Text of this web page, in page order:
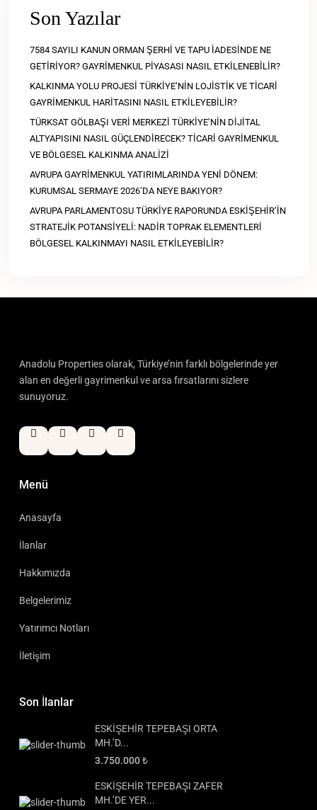
Son Yazılar
7584 SAYILI KANUN ORMAN ŞERHİ VE TAPU İADESİNDE NE
GETİRİYOR? GAYRİMENKUL PİYASASI NASIL ETKİLENEBİLİR?
KALKINMA YOLU PROJESİ TÜRKİYE’NİN LOJİSTİK VE TİCARİ
GAYRİMENKUL HARİTASINI NASIL ETKİLEYEBİLİR?
TÜRKSAT GÖLBAŞI VERİ MERKEZİ TÜRKİYE’NİN DİJİTAL
ALTYAPISINI NASIL GÜÇLENDİRECEK? TİCARİ GAYRİMENKUL
VE BÖLGESEL KALKINMA ANALİZİ
AVRUPA GAYRİMENKUL YATIRIMLARINDA YENİ DÖNEM:
KURUMSAL SERMAYE 2026’DA NEYE BAKIYOR?
AVRUPA PARLAMENTOSU TÜRKİYE RAPORUNDA ESKİŞEHİR’İN
STRATEJİK POTANSİYELİ: NADİR TOPRAK ELEMENTLERİ
BÖLGESEL KALKINMAYI NASIL ETKİLEYEBİLİR?
Anadolu Properties olarak, Türkiye’nin farklı bölgelerinde yer
alan en değerli gayrimenkul ve arsa fırsatlarını sizlere
sunuyoruz.
Menü
Anasayfa
İlanlar
Hakkımızda
Belgelerimiz
Yatırımcı Notları
İletişim
Son İlanlar
ESKİŞEHİR TEPEBAŞI ORTA
MH.’D...
3.750.000 ₺
ESKİŞEHİR TEPEBAŞI ZAFER
MH.’DE YER...